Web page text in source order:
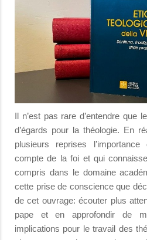
Il n’est pas rare d’entendre que
d’égards pour la théologie. En
plusieurs reprises
compte de la foi et qui
compris dans le domaine
cette prise de conscience que
de cet ouvrage: écouter plus
pape et en approfondir de
implications pour le travail des